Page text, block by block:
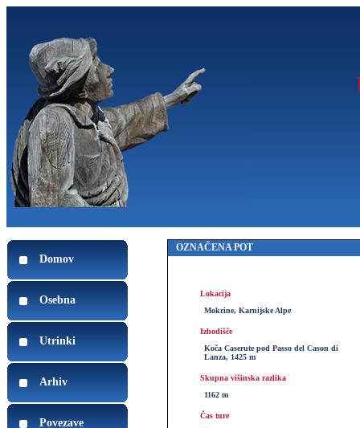
Domov
Osebna
Utrinki
Arhiv
Povezave
OZNAČENA POT
Lokacija
Mokrine, Karnijske Alpe
Izhodišče
Koča Caserute pod Passo del Cason di
Lanza, 1425 m
Skupna višinska razlika
1162 m
Čas ture